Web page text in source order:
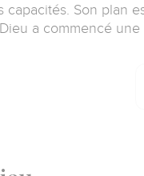
Son plan
a commencé une